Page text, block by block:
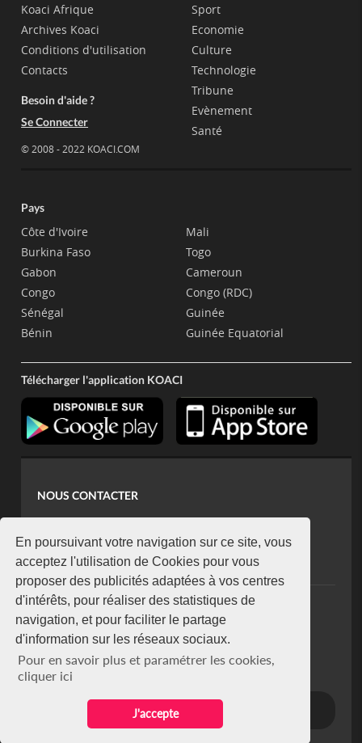
En poursuivant votre navigation sur ce site, vous
acceptez l'utilisation de Cookies pour vous
proposer des publicités adaptées à vos centres
d'intérêts, pour réaliser des statistiques de
navigation, et pour faciliter le partage
d'information sur les réseaux sociaux.
Pour en savoir plus et paramétrer les cookies,
cliquer ici
J'accepte
Koaci Afrique
Archives Koaci
Conditions d'utilisation
Contacts
Besoin d'aide ?
Se Connecter
© 2008 - 2022 KOACI.COM
Sport
Economie
Culture
Technologie
Tribune
Evènement
Santé
Pays
Côte d'Ivoire
Burkina Faso
Gabon
Congo
Sénégal
Bénin
Mali
Togo
Cameroun
Congo (RDC)
Guinée
Guinée Equatorial
Télécharger l'application KOACI
NOUS CONTACTER
koaci@yahoo.fr
+225 07 08 85 52 93
NEWSLETTER
Restez connecté via notre newsletter
S'abonner
Se désabonner